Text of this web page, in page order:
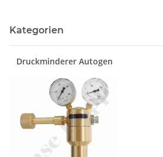
Kategorien
Druckminderer Autogen